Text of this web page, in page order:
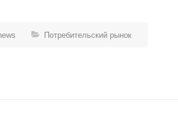
Потребительский рынок